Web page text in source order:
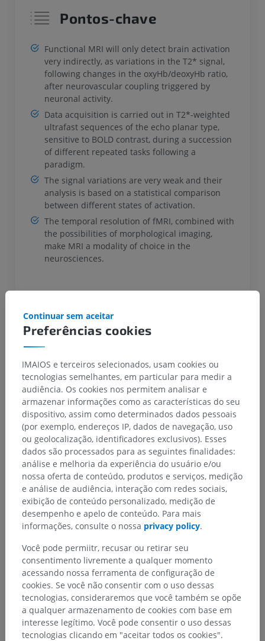
Pontos-chave
Functional MRI will only detect brain activation
very indirectly, as variations in the T2* signal,
following changes in the oxyHb/deoxyHb ratio,
after neurovascular coupling triggered by
neuronal activity.
Data acquisition is carried out in T2*-weighted
ultrafast sequences of the echo planar type,
sensitive to BOLD contrast, during a succession
of different repeated tasks following a
paradigm.
The signal variations are very weak and their
analysis is based on a statistical comparison
between different states of activation.
The temporal resolution of fMRI, combined with
the possibilities of morphological imaging,
make MRI a modality of choice in the
neurosciences.
Habas. [Physiological basis of functional MRI].
realization of a functional MRI]. Journal of
neuroradiology. 1999 Mar;26(1 Suppl):S54-8.
Gore. Principles and practice of functional MRI of
the human brain. The Journal of clinical
investigation. 2003 Jul;112(1):4-9.
Voss, Zevin. Functional MR imaging at 3.0 T
versus 1.5 T: a practical review. Neuroimaging
clinics of North America. 2006 May;16(2):285-97,
x.
Golay, de Zwart. Parallel imaging techniques in
functional MRI. Top Magn Reson Imaging. 2004
Aug;15(4):255-65.
Di Salle, Esposito. High field functional MRI.
European journal of radiology. 2003
Nov;48(2):138-45.
Delmaire, Krainik. [Functional magnetic
resonance imaging: physiopathology, techniques
and applications.]. Journal de radiologie. 2007
Mar;88(3 Pt 2):497-509
Preferências cookies
Continuar sem aceitar
IMAIOS e terceiros selecionados, usam cookies ou
tecnologias semelhantes, em particular para medir a
audiência. Os cookies nos permitem analisar e
armazenar informações como as características do seu
dispositivo, assim como determinados dados pessoais
(por exemplo, endereços IP, dados de navegação, uso
ou geolocalização, identificadores exclusivos). Esses
dados são processados para as seguintes finalidades:
análise e melhoria da experiência do usuário e/ou
nossa oferta de conteúdo, produtos e serviços, medição
e análise de audiência, interação com redes sociais,
exibição de conteúdo personalizado, medição de
desempenho e apelo de conteúdo. Para mais
informações, consulte o nossa privacy policy.
Você pode permiitr, recusar ou retirar seu
consentimento livremente a qualquer momento
acessando nossa ferramenta de configuração de
cookies. Se você não consentir com o uso dessas
tecnologias, consideraremos que você também se opõe
a qualquer armazenamento de cookies com base em
interesse legítimo. Você pode consentir o uso dessas
tecnologias clicando em "aceitar todos os cookies".